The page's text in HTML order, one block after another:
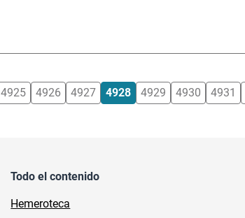
4925 4926 4927 4928 4929 4930 4931
Todo el contenido
Hemeroteca